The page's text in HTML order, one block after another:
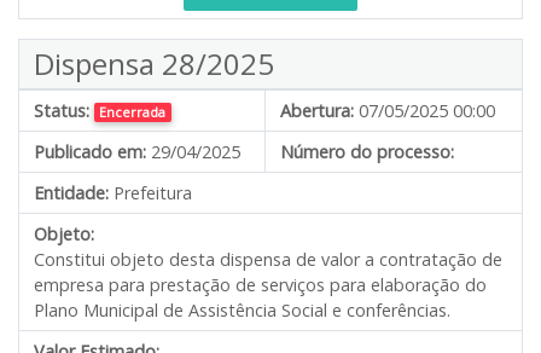
Dispensa 28/2025
Status: Encerrada Abertura: 07/05/2025 00:00
Publicado em: 29/04/2025
Número do processo:
Entidade: Prefeitura
Objeto:
Constitui objeto desta dispensa de valor a contratação de
empresa para prestação de serviços para elaboração do
Plano Municipal de Assistência Social e conferências.